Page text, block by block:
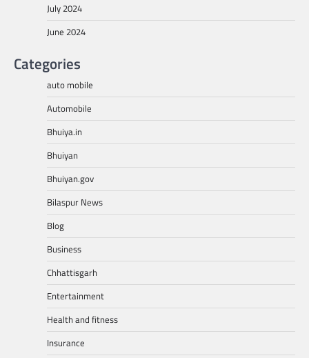
July 2024
June 2024
Categories
auto mobile
Automobile
Bhuiya.in
Bhuiyan
Bhuiyan.gov
Bilaspur News
Blog
Business
Chhattisgarh
Entertainment
Health and fitness
Insurance